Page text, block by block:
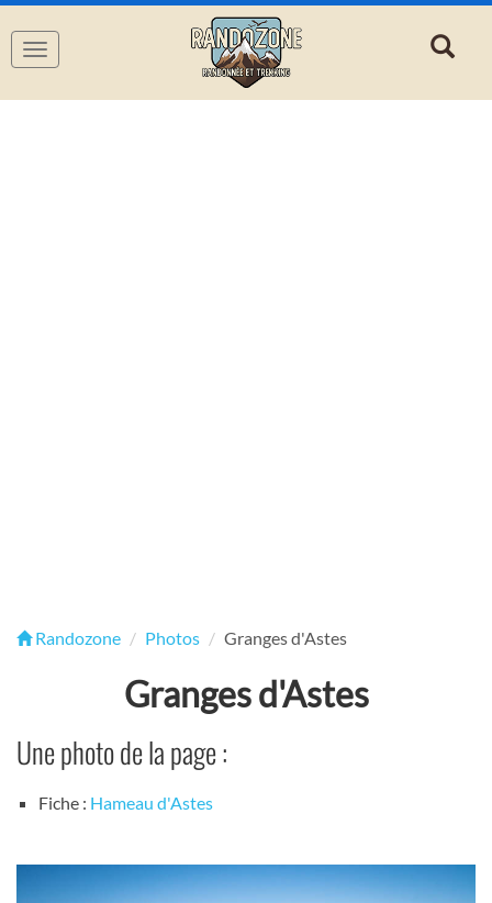
Navigation
Randozone Photos Granges d'Astes
Granges d'Astes
Une photo de la page :
Fiche : Hameau d'Astes